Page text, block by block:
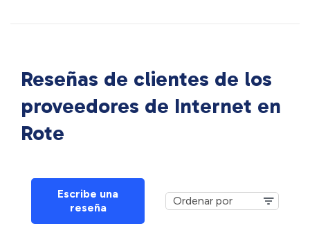
Reseñas de clientes de los
proveedores de Internet en
Rote
Escribe una
reseña